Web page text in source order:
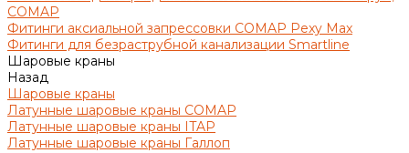
COMAP
Фитинги аксиальной запрессовки COMAP Pexy Max
Фитинги для безраструбной канализации Smartline
Шаровые краны
Назад
Шаровые краны
Латунные шаровые краны COMAP
Латунные шаровые краны ITAP
Латунные шаровые краны Галлоп